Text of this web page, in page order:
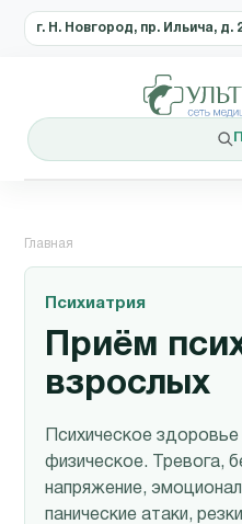
г. Н. Новгород, пр. Ильича, д.
Главная
Психиатрия
Приём
взрослых
Психическое
физическое. Тревога,
напряжение,
панические атаки,